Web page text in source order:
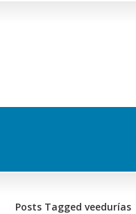
Posts Tagged veedurías